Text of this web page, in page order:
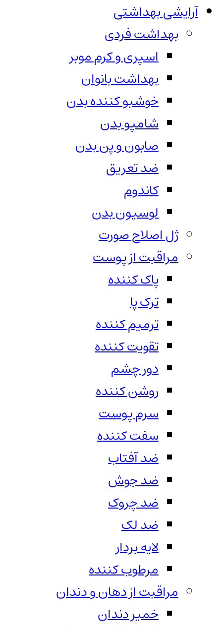
آرایشی بهداشتی
بهداشت فردی
اسپری و کرم موبر
بهداشت بانوان
خوشبو کننده بدن
شامپو بدن
صابون و پن بدن
ضد تعریق
کاندوم
لوسیون بدن
ژل اصلاح صورت
مراقبت از پوست
پاک کننده
ترک پا
ترمیم کننده
تقویت کننده
دور چشم
روشن کننده
سرم پوست
سفت کننده
ضد آفتاب
ضد جوش
ضد چروک
ضد لک
لایه بردار
مرطوب کننده
مراقبت از دهان و دندان
خمیر دندان